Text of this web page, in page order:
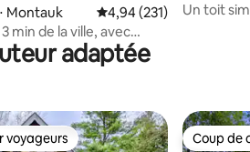
Montauk Évaluation moyenne sur
4,94 (231)
min de la ville, avec
Un toit
adaptée
voyageurs
voyageurs Coup de
Coup de